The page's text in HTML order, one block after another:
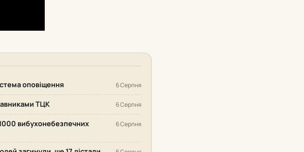
оповіщення 6 Серпня
ТЦК 6 Серпня
вибухонебезпечних 6 Серпня